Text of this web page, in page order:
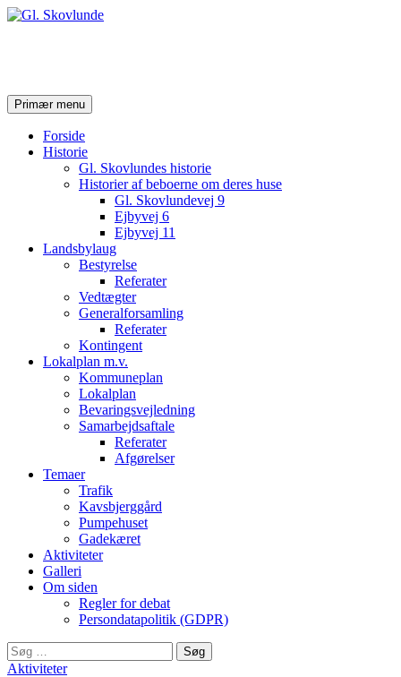
SøgPrimær menu Hop
til
Forside
Historie
Gl. Skovlundes historie
Historier af beboerne om deres huse
Gl. Skovlundevej 9
Ejbyvej 6
Ejbyvej 11
Landsbylaug
Bestyrelse
Referater
Vedtægter
Generalforsamling
Referater
Kontingent
Lokalplan m.v.
Kommuneplan
Lokalplan
Bevaringsvejledning
Samarbejdsaftale
Referater
Afgørelser
Temaer
Trafik
Kavsbjerggård
Pumpehuset
Gadekæret
Aktiviteter
Galleri
Om siden
Regler for debat
Persondatapolitik (GDPR)
Søg
efter:
Aktiviteter